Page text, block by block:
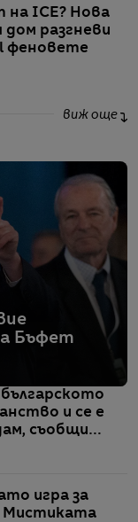
на ICE? Нова
дом разгневи
феновете
виж още
Бъфет
и се е
съобщи
игра за
Мистиката